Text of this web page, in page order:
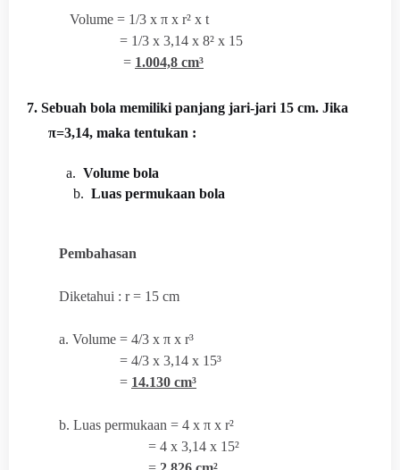
Volume = 1/3 x π x r² x t
= 1/3 x 3,14 x 8² x 15
= 1.004,8 cm³
7. Sebuah bola memiliki panjang jari-jari 15 cm. Jika
π=3,14, maka tentukan :
a. Volume bola
b. Luas permukaan bola
Pembahasan
Diketahui : r = 15 cm
a. Volume = 4/3 x π x r³
= 4/3 x 3,14 x 15³
= 14.130 cm³
b. Luas permukaan = 4 x π x r²
= 4 x 3,14 x 15²